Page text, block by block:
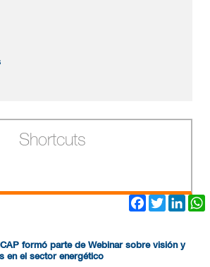
Shortcuts
Facebook
Twitter
formó parte de Webinar sobre visión y
en el sector energético